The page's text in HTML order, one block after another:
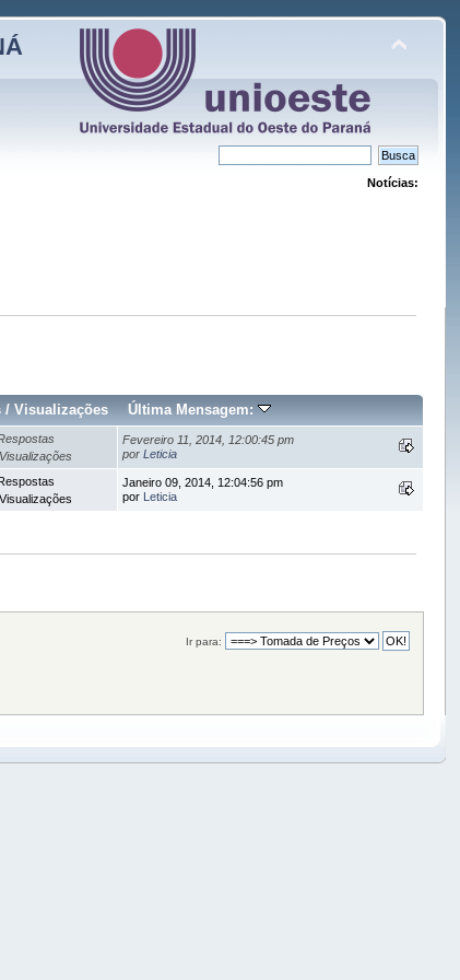
Notícias:
/Visualizações Última Mensagem:
Fevereiro 11, 2014, 12:00:45 pm
porLeticia
Janeiro 09, 2014, 12:04:56 pm
por Leticia
Ir para: